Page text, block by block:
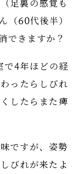
足裏の感覚も
（60代後半）
できますか？
で4年ほどの経
ったらしびれ
したらまた痺
ですが、姿勢
びれが来たよ